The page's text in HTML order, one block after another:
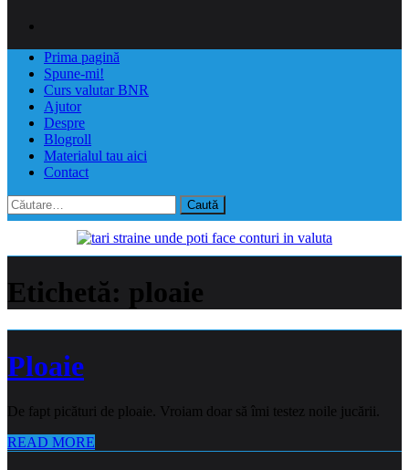
Prima pagină
Spune-mi!
Curs valutar BNR
Ajutor
Despre
Blogroll
Materialul tau aici
Contact
Caută
după:
Etichetă: ploaie
Ploaie
De fapt picături de ploaie. Vroiam doar să îmi testez noile jucării.
READ MORE